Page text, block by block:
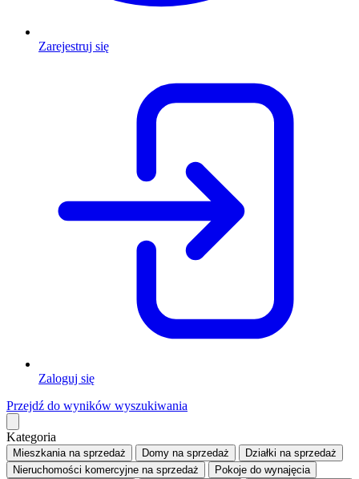
Zarejestruj się
Zaloguj się
Przejdź do wyników wyszukiwania
Kategoria
Mieszkaniana sprzedaż Domy na sprzedaż Działki na sprzedaż
Nieruchomości komercyjne na sprzedaż Pokoje do wynajęcia